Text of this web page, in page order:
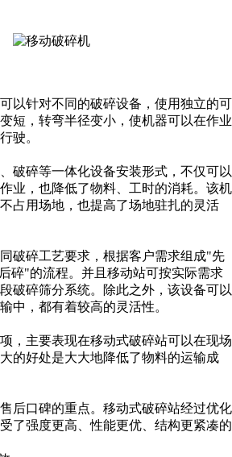
以针对不同的破碎设备，使用独立的可
短，转弯半径变小，使机器可以在作业
驶。
破碎等一体化设备安装形式，不仅可以
业，也降低了物料、工时的消耗。该机
占用场地，也提高了场地驻扎的灵活
破碎工艺要求，根据客户需求组成"先
碎"的流程。并且移动站可按实际需求
破碎筛分系统。除此之外，该设备可以
中，都有着较高的灵活性。
，主要表现在移动式破碎站可以在现场
的好处是大大地降低了物料的运输成
后口碑的重点。移动式破碎站经过优化
了强度更高、性能更优、结构更紧凑的